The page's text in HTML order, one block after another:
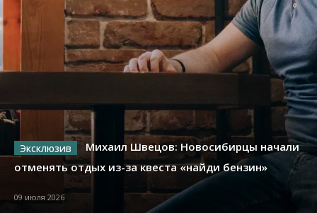
Михаил Швецов: Новосибирцы начали
отменять отдых из-за квеста «найди бензин»
09 июля 2026